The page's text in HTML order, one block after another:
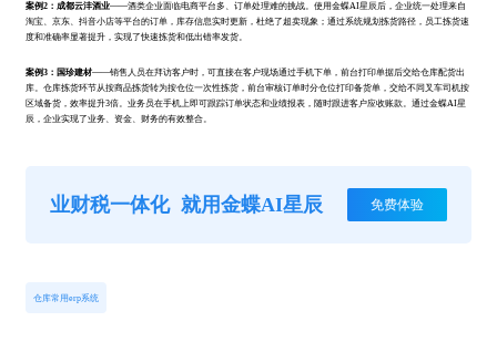
案例2：成都云沣酒业——酒类企业面临电商平台多、订单处理难的挑战。使用金蝶AI星辰后，企业统一处理来自
淘宝、京东、抖音小店等平台的订单，库存信息实时更新，杜绝了超卖现象；通过系统规划拣货路径，员工拣货速
度和准确率显著提升，实现了快速拣货和低出错率发货。
案例3：国珍建材——销售人员在拜访客户时，可直接在客户现场通过手机下单，前台打印单据后交给仓库配货出
库。仓库拣货环节从按商品拣货转为按仓位一次性拣货，前台审核订单时分仓位打印备货单，交给不同叉车司机按
区域备货，效率提升3倍。业务员在手机上即可跟踪订单状态和业绩报表，随时跟进客户应收账款。通过金蝶AI星
辰，企业实现了业务、资金、财务的有效整合。
业财税一体化 就用金蝶AI星辰 免费体验
仓库常用erp系统